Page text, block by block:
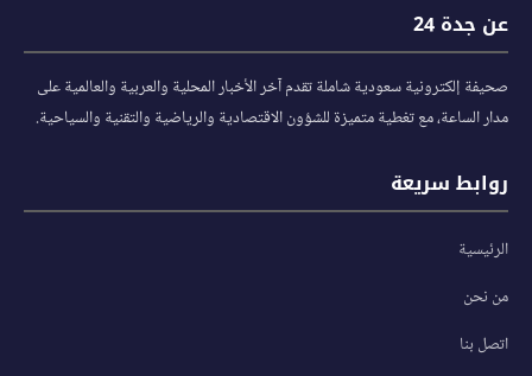
عن جدة 24
صحيفة إلكترونية سعودية شاملة تقدم آخر الأخبار المحلية والعربية والعالمية على
مدار الساعة، مع تغطية متميزة للشؤون الاقتصادية والرياضية والتقنية والسياحية.
روابط سريعة
الرئيسية
من نحن
اتصل بنا